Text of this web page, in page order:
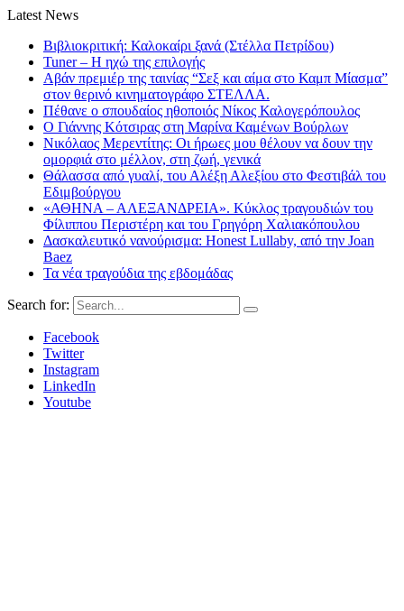
Latest News
Βιβλιοκριτική: Καλοκαίρι ξανά (Στέλλα Πετρίδου)
Tuner – Η ηχώ της επιλογής
Αβάν πρεμιέρ της ταινίας “Σεξ και αίμα στο Καμπ Μίασμα”
στον θερινό κινηματογράφο ΣΤΕΛΛΑ.
Πέθανε ο σπουδαίος ηθοποιός Νίκος Καλογερόπουλος
Ο Γιάννης Κότσιρας στη Μαρίνα Καμένων Βούρλων
Νικόλαος Μερεντίτης: Οι ήρωες μου θέλουν να δουν την
ομορφιά στο μέλλον, στη ζωή, γενικά
Θάλασσα από γυαλί, του Αλέξη Αλεξίου στο Φεστιβάλ του
Εδιμβούργου
«ΑΘΗΝΑ – ΑΛΕΞΑΝΔΡΕΙΑ». Κύκλος τραγουδιών του
Φίλιππου Περιστέρη και του Γρηγόρη Χαλιακόπουλου
Δασκαλευτικό νανούρισμα: Honest Lullaby, από την Joan
Baez
Τα νέα τραγούδια της εβδομάδας
Search for:
Facebook
Twitter
Instagram
LinkedIn
Youtube